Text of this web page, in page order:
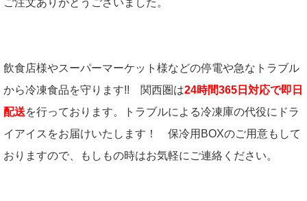
ご注文ありがとうございました。
飲食店様やスーパーマーケット様などの停電や急なトラブル
から冷凍食品を守ります!! 関西圏は24時間365日対応で即日
配送を行っております。トラブルによる冷凍庫の代役にドラ
イアイスをお届けいたします！ 保冷用BOXのご用意もして
おりますので、もしもの時はお気軽にご連絡ください。